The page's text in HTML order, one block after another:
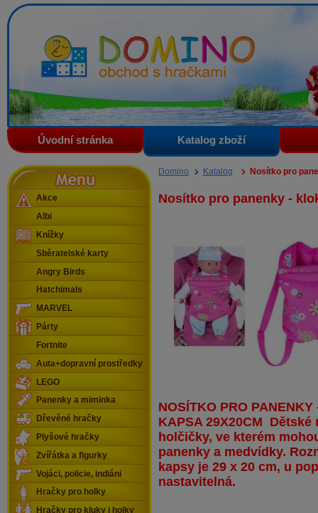
Domino - obchod s hračkami
Úvodní stránka Katalog zboží
Domino Katalog Nosítko pro
Nosítko pro panenky -
NOSÍTKO PRO
KAPSA 29X20CM
holčičky, ve kterém
panenky a medvídky.
kapsy je 29 x 20 cm, u
nastavitelná.
Menu
Akce
Albi
Knížky
Sběratelské karty
Angry Birds
Hatchimals
MARVEL
Párty
Fortnite
Auta+dopravní prostředky
LEGO
Panenky a miminka
Dřevěné hračky
Plyšové hračky
Zvířátka a figurky
Vojáci, policie, indiáni
Hračky pro holky
Hračky pro kluky i holky